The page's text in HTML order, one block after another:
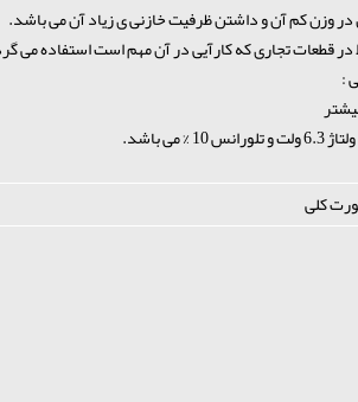
در وزن کم آن و داشتن ظرفیت خازنی ی زیاد آن می باشد.
در قطعات تجاری که کارآیی در آن مهم است استفاده می
: